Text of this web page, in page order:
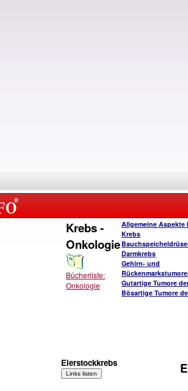
Krebs -
Onkologie
Bücherliste:
Onkologie
Allgemeine Aspekte
Krebs
Darmkrebs
Gehirn- und
Gutartige Tumore
Bösartige Tumore
Eierstockkrebs